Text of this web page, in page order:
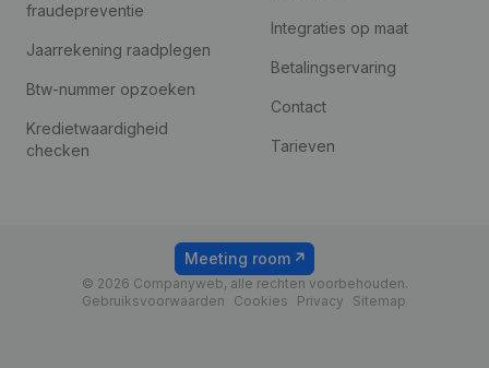
fraudepreventie
Jaarrekening raadplegen
Btw-nummer opzoeken
Kredietwaardigheid
checken
Integraties op maat
Betalingservaring
Contact
Tarieven
© 2026 Companyweb, alle rechten voorbehouden.
Gebruiksvoorwaarden
Cookies Privacy Sitemap
Meeting room